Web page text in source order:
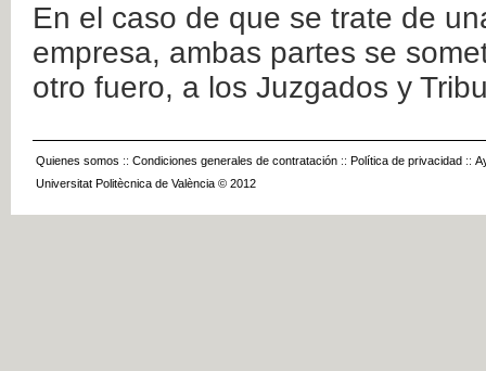
En el caso de que se trate de
empresa, ambas partes se
otro fuero, a los Juzgados y
Quienes somos :: Condiciones generales de contratación :: Política de privacidad ::
Universitat Politècnica de València © 2012